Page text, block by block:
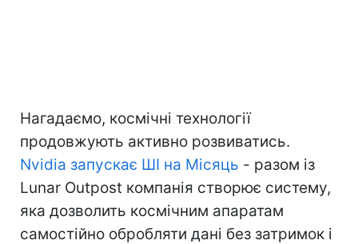
Нагадаємо, космічні технології
продовжують активно розвиватись.
Nvidia запускає ШІ на Місяць - разом із
Lunar Outpost компанія створює систему,
яка дозволить космічним апаратам
самостійно обробляти дані без затримок і